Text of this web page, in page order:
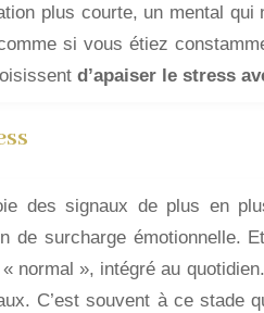
plus courte, un mental
si vous étiez
d’apaiser le stress
des signaux de plus en
de surcharge
normal », intégré au
C’est souvent à ce stade